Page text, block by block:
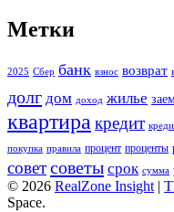
Метки
2025 Сбер банк взнос возврат
долг дом доход жилье
квартиракредит
покупка правила процент проценты
советсоветы срок сумма
© 2026 RealZone Insight |
Space.